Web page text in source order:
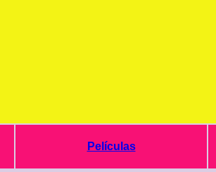
Películas